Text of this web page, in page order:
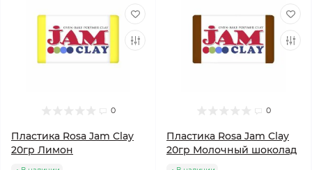
0
Пластика Rosa Jam Clay
20гр Лимон
0
Пластика Rosa Jam Clay
20гр Молочный шоколад